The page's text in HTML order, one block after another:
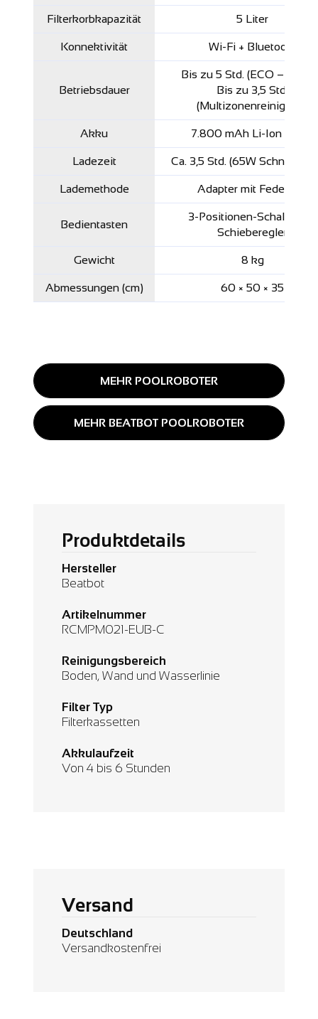
Filterkorbkapazität 5 Liter
Konnektivität Wi-Fi + Bluetooth
Betriebsdauer
Bis zu 5 Std. (ECO –
Bis zu 3,5 Std.
(Multizonenreinigung)
Akku 7.800 mAh Li-Ion (TBD)
Ladezeit Ca. 3,5 Std. (65W
Lademethode Adapter mit Federstift
Bedientasten
3-Positionen-Schalter mit
Schieberegler
Gewicht 8 kg
Abmessungen (cm) 60 × 50 × 35
MEHR POOLROBOTER
MEHR BEATBOT POOLROBOTER
Produktdetails
Hersteller
Beatbot
Artikelnummer
RCMPM021-EUB-C
Reinigungsbereich
Boden, Wand und Wasserlinie
Filter Typ
Filterkassetten
Akkulaufzeit
Von 4 bis 6 Stunden
Versand
Deutschland
Versandkostenfrei